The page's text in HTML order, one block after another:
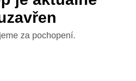
za pochopení.